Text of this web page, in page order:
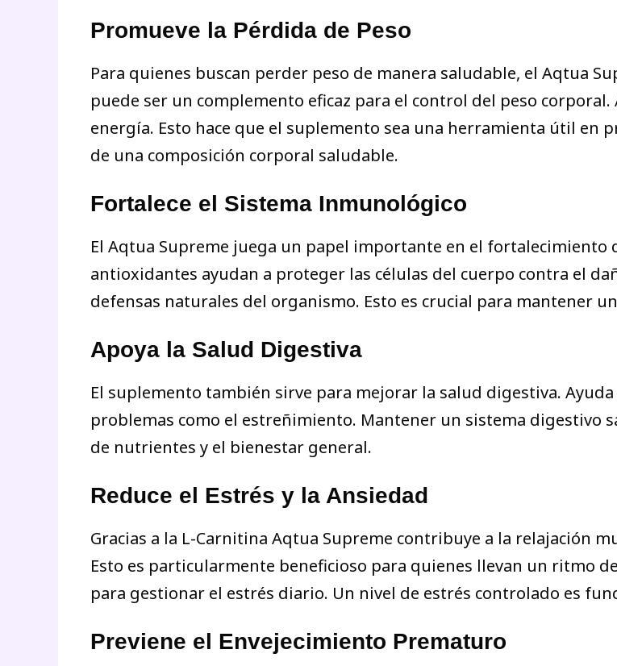
Promueve la Pérdida de Peso
Para quienes buscan perder peso de manera saludable, el Aqtua
puede ser un complemento eficaz para el control del peso
energía. Esto hace que el suplemento sea una herramienta útil en
de una composición corporal saludable.
Fortalece el Sistema Inmunológico
El Aqtua Supreme juega un papel importante en el fortalecimiento
antioxidantes ayudan a proteger las células del cuerpo contra el
defensas naturales del organismo. Esto es crucial para mantener
Apoya la Salud Digestiva
El suplemento también sirve para mejorar la salud digestiva.
problemas como el estreñimiento. Mantener un sistema digestivo
de nutrientes y el bienestar general.
Reduce el Estrés y la Ansiedad
Gracias a la L-Carnitina Aqtua Supreme contribuye a la relajación
Esto es particularmente beneficioso para quienes llevan un ritmo
para gestionar el estrés diario. Un nivel de estrés controlado es
Previene el Envejecimiento Prematuro